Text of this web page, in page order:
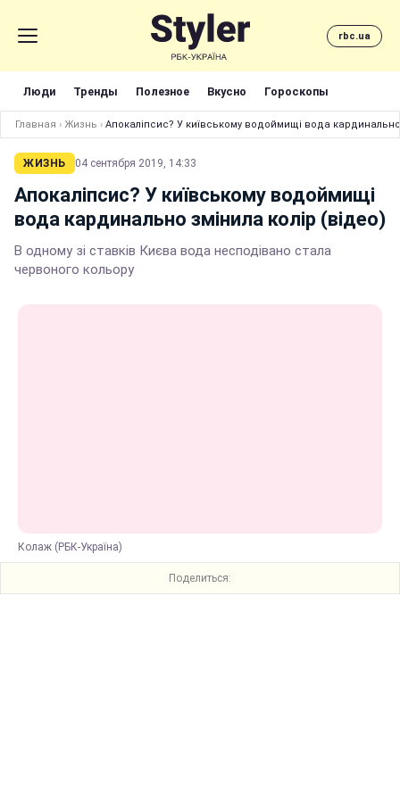
rbc.ua
Люди Тренды Полезное Вкусно Гороскопы
Главная › Жизнь › Апокаліпсис? У київському водоймищі вода кардинально
ЖИЗНЬ 04 сентября 2019, 14:33
Апокаліпсис? У київському водоймищі
вода кардинально змінила колір (відео)
В одному зі ставків Києва вода несподівано стала
червоного кольору
Колаж (РБК-Україна)
Поделиться: